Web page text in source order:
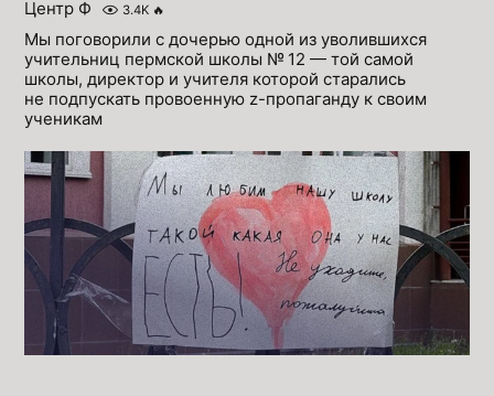
Центр Ф 3.4K 🔥
Мы поговорили с дочерью одной из уволившихся
учительниц пермской школы № 12 — той самой
школы, директор и учителя которой старались
не подпускать провоенную z-пропаганду к своим
ученикам